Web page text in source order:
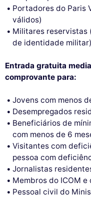
Portadores do Paris
válidos)
Militares reservistas
de identidade militar)
Entrada gratuita
comprovante para:
Jovens com menos
Desempregados
Beneficiários de
com menos de 6
Visitantes com
pessoa com
Jornalistas
Membros do ICOM e
Pessoal civil do